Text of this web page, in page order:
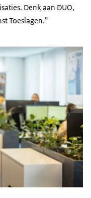
Denk aan DUO,
Toeslagen.”